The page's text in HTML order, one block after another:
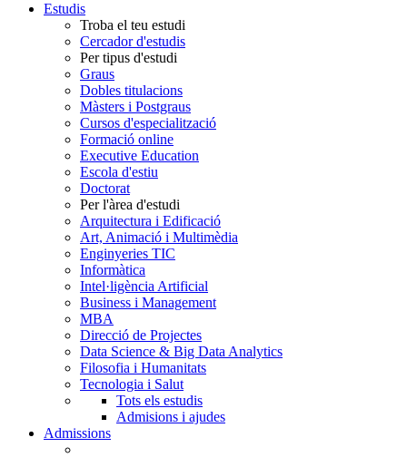
Estudis
Troba el teu estudi
Cercador d'estudis
Per tipus d'estudi
Graus
Dobles titulacions
Màsters i Postgraus
Cursos d'especialització
Formació online
Executive Education
Escola d'estiu
Doctorat
Per l'àrea d'estudi
Arquitectura i Edificació
Art, Animació i Multimèdia
Enginyeries TIC
Informàtica
Intel·ligència Artificial
Business i Management
MBA
Direcció de Projectes
Data Science & Big Data Analytics
Filosofia i Humanitats
Tecnologia i Salut
Tots els estudis
Admisions i ajudes
Admissions